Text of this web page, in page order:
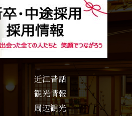
近江昔話
観光情報
周辺観光